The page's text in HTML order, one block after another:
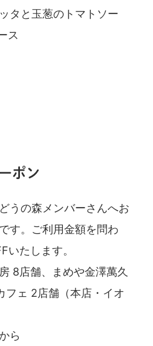
タと玉葱のトマトソー
ス
ポン
うの森メンバーさんへお
す。ご利用金額を問わ
いたします。
8店舗、まめや金澤萬久
フェ 2店舗（本店・イオ
から